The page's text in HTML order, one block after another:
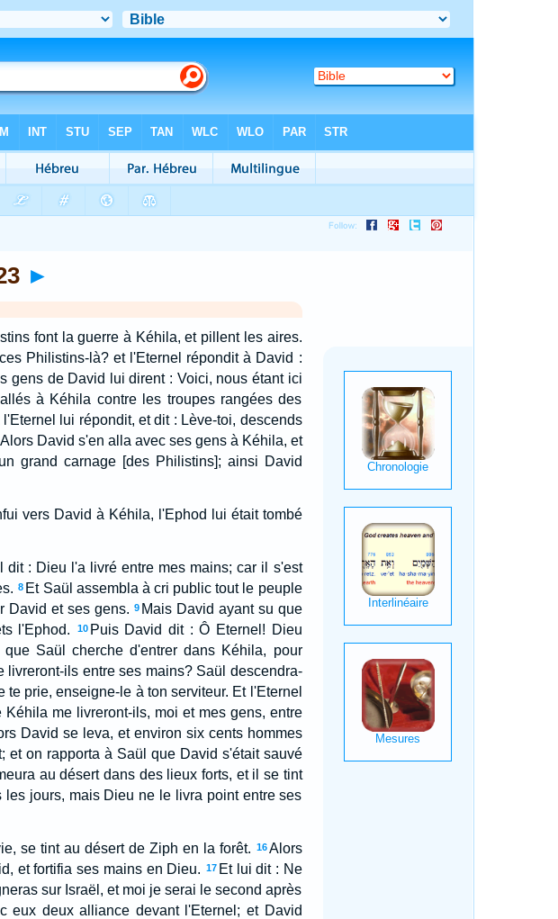
►
font la guerre à Kéhila, et pillent les aires.
Philistins-là? et l'Eternel répondit à David :
gens de David lui dirent : Voici, nous étant ici
à Kéhila contre les troupes rangées des
lui répondit, et dit : Lève-toi, descends
Alors David s'en alla avec ses gens à Kéhila, et
grand carnage [des Philistins]; ainsi David
vers David à Kéhila, l'Ephod lui était tombé
: Dieu l'a livré entre mes mains; car il s'est
8 Et Saül assembla à cri public tout le peuple
David et ses gens. 9 Mais David ayant su que
l'Ephod.
10 Puis David dit : Ô Eternel! Dieu
Saül cherche d'entrer dans Kéhila, pour
livreront-ils entre ses mains? Saül descendra-
prie, enseigne-le à ton serviteur. Et l'Eternel
me livreront-ils, moi et mes gens, entre
David se leva, et environ six cents hommes
et on rapporta à Saül que David s'était sauvé
au désert dans des lieux forts, et il se tint
jours, mais Dieu ne le livra point entre ses
se tint au désert de Ziph en la forêt. 16 Alors
et fortifia ses mains en Dieu. 17 Et lui dit : Ne
sur Israël, et moi je serai le second après
eux deux alliance devant l'Eternel; et David